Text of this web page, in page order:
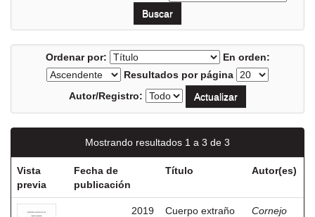
Ordenar por:
En orden:
Resultados por página
Autor/Registro:
Mostrando resultados 1 a 3 de 3
Vista
previa
Fecha de
publicación
Título Autor(es)
2019
Cuerpo extraño
Cornejo